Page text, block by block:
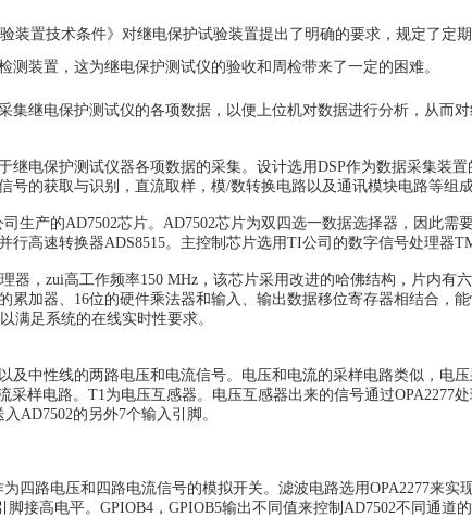
装置技术条件》对继电保护试验装置提出了明确的要求，规定了定
测装置，这为继电保护测试仪的验收和周检带来了一定的困难。
集继电保护测试仪的各项数据，以便上位机对数据进行分析，从而对
电保护测试仪器各项数据的采集。设计选用DSP作为数据采集装置
号的获取与识别，直流取样，模/数转换电路以及通讯模块电路等组成
产的AD7502芯片。AD7502芯片为双四选一数据选择器，因此需
高速转换器ADS8515。主控制芯片选用TI公司的数字信号处理器
器，zui高工作频率150 MHz，该芯片采用改进的哈佛结构，片内有
累加器、16位的硬件乘法器和输入、输出数据移位寄存器相结合，
满足系统的在线实时性要求。
中性线的两路电压和电流信号。电压和电流的采样电路类似，电
采样电路。T1为电压互感器。电压互感器出来的信号通过OPA2277
AD7502的另外7个输入引脚。
路电压和四路电流信号的模拟开关。滤波电路选用OPA2277来实
脚接高电平。GPIOB4，GPIOB5输出不同值来控制AD7502不同通道